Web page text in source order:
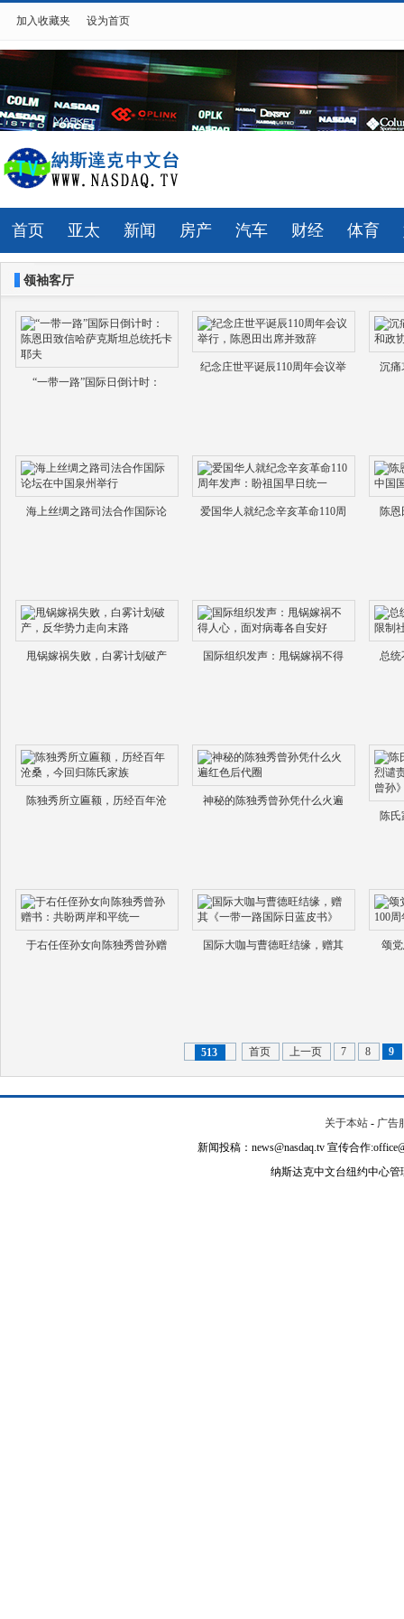
加入收藏夹 设为首页
首页 亚太 新闻 房产 汽车 财经 体育
领袖客厅
“一带一路”国际日倒计时：
纪念庄世平诞辰110周年会议举 沉痛
海上丝绸之路司法合作国际论 爱国华人就纪念辛亥革命110周 陈
甩锅嫁祸失败，白雾计划破产 国际组织发声：甩锅嫁祸不得 总统
陈独秀所立匾额，历经百年沧
神秘的陈独秀曾孙凭什么火遍
陈
于右任侄孙女向陈独秀曾孙赠 国际大咖与曹德旺结缘，赠其 颂
513 首页 上一页 7 8 9
关于本站 - 广告
新闻投稿：news@nasdaq.tv 宣传合作
纳斯达克中文台纽约中心管